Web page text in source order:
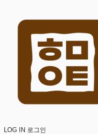
LOG IN 로그인